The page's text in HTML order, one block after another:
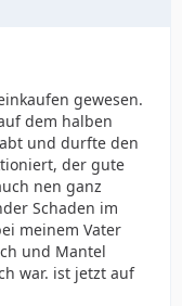
gewesen.
dem halben
und durfte den
der gute
nen ganz
Schaden im
meinem Vater
und Mantel
war. ist jetzt auf